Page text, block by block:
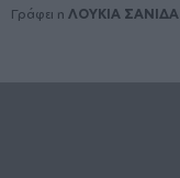
Γράφει η ΛΟΥΚΙΑ ΣΑΝΙΔΑ